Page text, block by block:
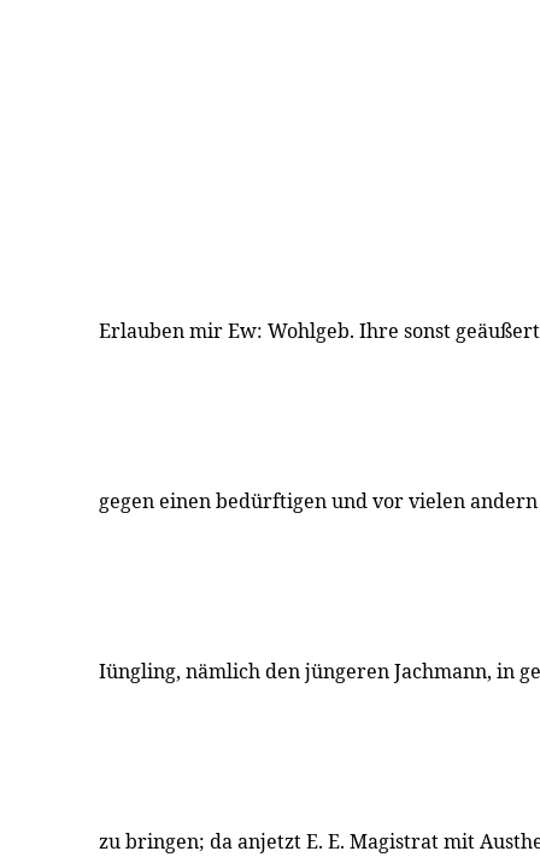
Erlauben mir Ew: Wohlgeb. Ihre sonst
gegen einen bedürftigen und vor vielen
Iüngling, nämlich den jüngeren Jachmann, in
zu bringen; da anjetzt E. E. Magistrat mit